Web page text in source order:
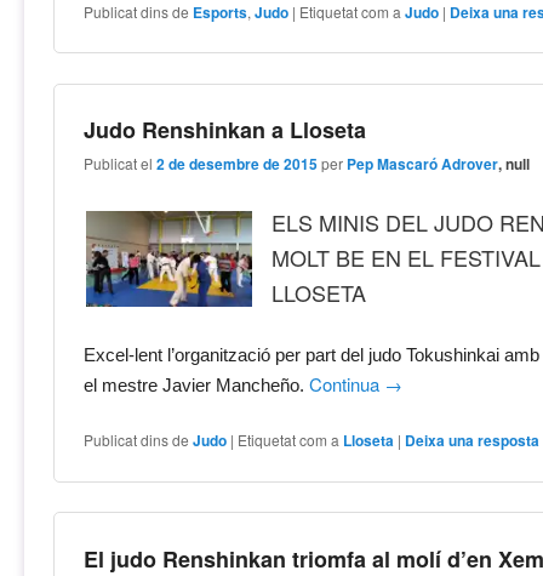
Publicat dins de Esports,Judo | Etiquetat com a Judo | Deixa una
Judo Renshinkan a Lloseta
Publicat el2 de desembre de 2015 per Pep Mascaró Adrover, null
ELS MINIS DEL JUDO
MOLT BE EN EL
LLOSETA
Excel-lent l’organització per part del judo Tokushinkai
el mestre Javier Mancheño. Continua →
Publicat dins de Judo | Etiquetat com a Lloseta | Deixa una resposta
El judo Renshinkan triomfa al molí d’en